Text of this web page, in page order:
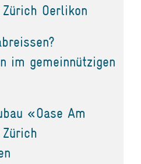
Oerlikon
im gemeinnützigen
«Oase Am